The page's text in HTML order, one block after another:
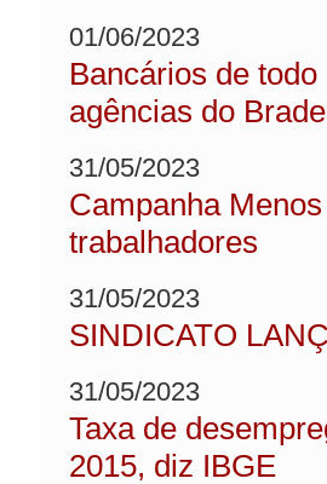
01/06/2023
Bancários de
agências do
31/05/2023
Campanha
trabalhadores
31/05/2023
SINDICATO
31/05/2023
Taxa de
2015, diz IBGE